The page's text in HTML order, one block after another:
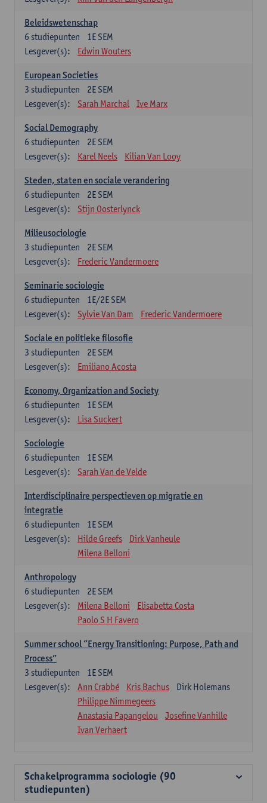
Beleidswetenschap
1E SEM
6 studiepunten
Lesgever(s):
Edwin Wouters
European Societies
2E SEM
3 studiepunten
Lesgever(s):
Sarah Marchal Ive Marx
Social Demography
2E SEM
6 studiepunten
Lesgever(s):
Karel Neels Kilian Van Looy
Steden, staten en sociale verandering
2E SEM
6 studiepunten
Lesgever(s):
Stijn Oosterlynck
Milieusociologie
2E SEM
3 studiepunten
Lesgever(s):
Frederic Vandermoere
Seminarie sociologie
1E/2E SEM
6 studiepunten
Lesgever(s):
Sylvie Van Dam Frederic Vandermoere
Sociale en politieke filosofie
2E SEM
3 studiepunten
Lesgever(s):
Emiliano Acosta
Economy, Organization and Society
1E SEM
6 studiepunten
Lesgever(s):
Lisa Suckert
Sociologie
1E SEM
6 studiepunten
Lesgever(s):
Sarah Van de Velde
Interdisciplinaire perspectieven op migratie en
integratie
1E SEM
6 studiepunten
Lesgever(s):
Hilde Greefs
Dirk Vanheule
Milena Belloni
Anthropology
2E SEM
6 studiepunten
Lesgever(s):
Milena Belloni
Elisabetta Costa
Paolo S H Favero
Summer school “Energy Transitioning: Purpose, Path and
Process”
1E SEM
3 studiepunten
Lesgever(s):
Ann Crabbé Kris Bachus
Dirk Holemans
Philippe Nimmegeers
Anastasia Papangelou
Josefine Vanhille
Ivan Verhaert
Schakelprogramma sociologie (90
studiepunten)